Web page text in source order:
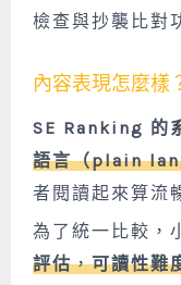
檢查與抄襲比對
內容表現怎麼樣
SE Ranking 的
語言（plain
者閱讀起來算流
為了統一比較，
評估，可讀性難